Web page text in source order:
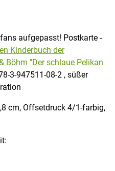
aufgepasst! Postkarte -
Kinderbuch der
Böhm "Der schlaue Pelikan
3-947511-08-2 , süßer
cm, Offsetdruck 4/1-farbig,